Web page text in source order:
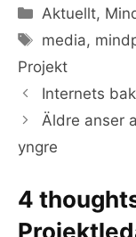
Categories
Aktuellt,
Tags
media,
Projekt
Internets
Äldre anser
yngre
4